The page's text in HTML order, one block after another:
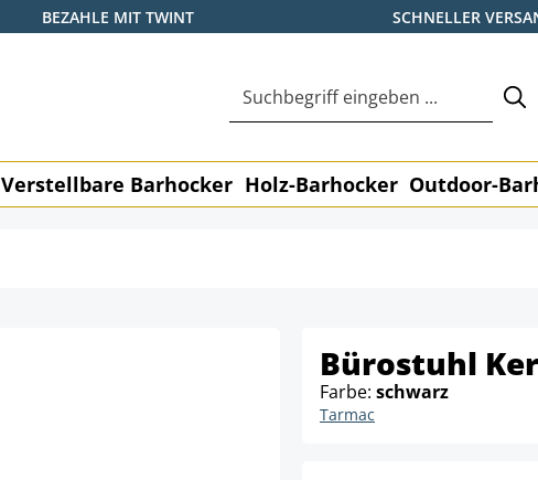
BEZAHLE MIT TWINT SCHNELLER
Verstellbare Barhocker Holz-Barhocker Outdoor-
Bürostuhl
Farbe: schwarz
Tarmac